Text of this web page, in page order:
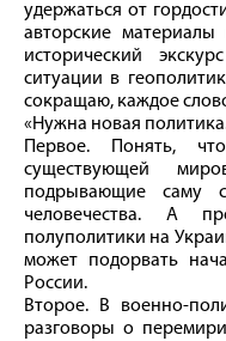
удержаться от
авторские
исторический
ситуации в
сокращаю, каждое
«Нужна новая
Первое. Понять,
существующей
подрывающие саму
человечества. А
полуполитики на
может подорвать
России.
Второе. В военно-
разговоры о